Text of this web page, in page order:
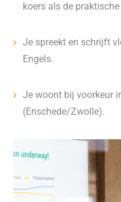
koers als de
Je spreekt en schrijft
Engels.
Je woont bij voorkeur
(Enschede/Zwolle).